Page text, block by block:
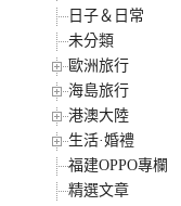
日子＆日常
未分類
歐洲旅行
海島旅行
港澳大陸
生活·婚禮
福建OPPO專欄
精選文章